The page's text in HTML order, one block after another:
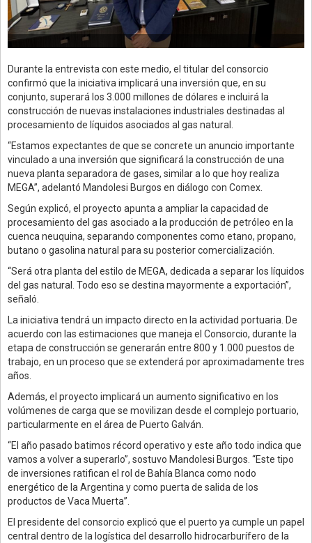
Durante la entrevista con este medio, el titular del consorcio
confirmó que la iniciativa implicará una inversión que, en su
conjunto, superará los 3.000 millones de dólares e incluirá la
construcción de nuevas instalaciones industriales destinadas al
procesamiento de líquidos asociados al gas natural.
“Estamos expectantes de que se concrete un anuncio importante
vinculado a una inversión que significará la construcción de una
nueva planta separadora de gases, similar a lo que hoy realiza
MEGA”, adelantó Mandolesi Burgos en diálogo con Comex.
Según explicó, el proyecto apunta a ampliar la capacidad de
procesamiento del gas asociado a la producción de petróleo en la
cuenca neuquina, separando componentes como etano, propano,
butano o gasolina natural para su posterior comercialización.
“Será otra planta del estilo de MEGA, dedicada a separar los líquidos
del gas natural. Todo eso se destina mayormente a exportación”,
señaló.
La iniciativa tendrá un impacto directo en la actividad portuaria. De
acuerdo con las estimaciones que maneja el Consorcio, durante la
etapa de construcción se generarán entre 800 y 1.000 puestos de
trabajo, en un proceso que se extenderá por aproximadamente tres
años.
Además, el proyecto implicará un aumento significativo en los
volúmenes de carga que se movilizan desde el complejo portuario,
particularmente en el área de Puerto Galván.
“El año pasado batimos récord operativo y este año todo indica que
vamos a volver a superarlo”, sostuvo Mandolesi Burgos. “Este tipo
de inversiones ratifican el rol de Bahía Blanca como nodo
energético de la Argentina y como puerta de salida de los
productos de Vaca Muerta”.
El presidente del consorcio explicó que el puerto ya cumple un papel
central dentro de la logística del desarrollo hidrocarburífero de la